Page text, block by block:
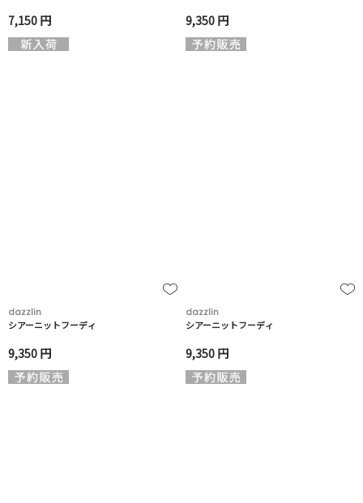
7,150 円 9,350 円
dazzlin
シアーニットフーディ
9,350 円
dazzlin
シアーニットフーディ
9,350 円